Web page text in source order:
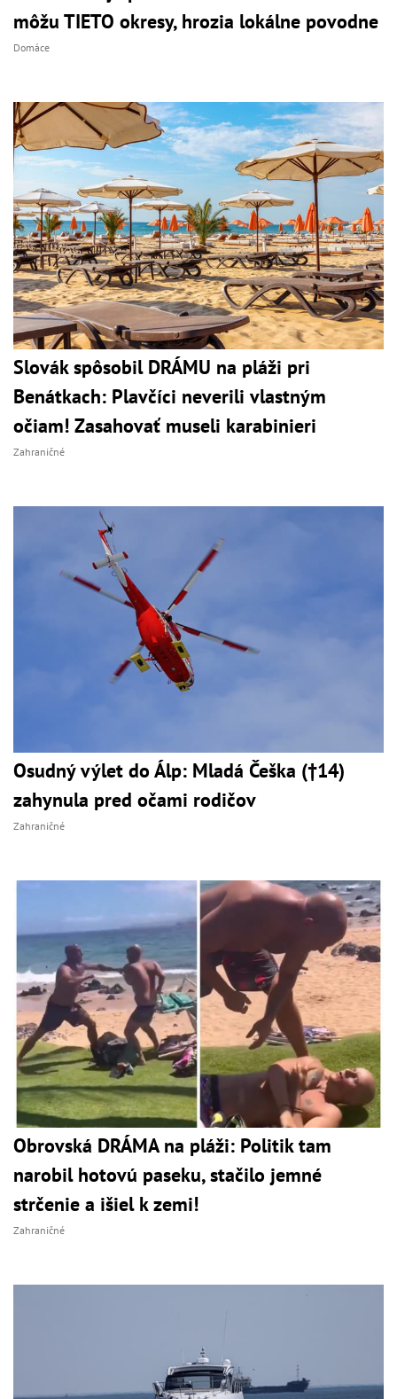
môžu TIETO okresy, hrozia lokálne povodne
Domáce
Slovák spôsobil DRÁMU na pláži pri
Benátkach: Plavčíci neverili vlastným
očiam! Zasahovať museli karabinieri
Zahraničné
Osudný výlet do Álp: Mladá Češka (†14)
zahynula pred očami rodičov
Zahraničné
Obrovská DRÁMA na pláži: Politik tam
narobil hotovú paseku, stačilo jemné
strčenie a išiel k zemi!
Zahraničné